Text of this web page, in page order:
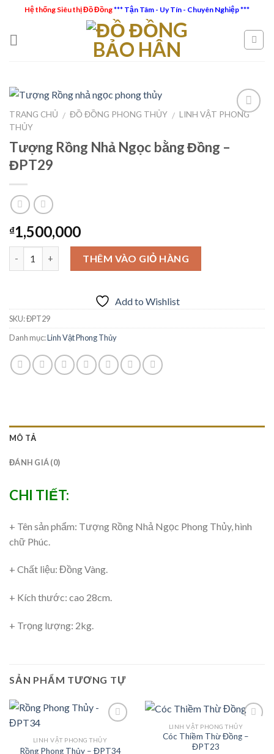
content
Hệ thống Siêu thị Đồ Đồng*** Tận Tâm - Uy Tín - Chuyên Nghiệp ***
TRANG CHỦ / ĐỒ ĐỒNG PHONG THỦY / LINH VẬT PHONG
THỦY
Tượng Rồng Nhả Ngọc bằng Đồng –
ĐPT29
₫1,500,000
THÊM VÀO GIỎ HÀNG
Add to Wishlist
SKU:ĐPT29
Danh mục:Linh Vật Phong Thủy
MÔ TẢ
ĐÁNH GIÁ (0)
CHI TIẾT:
+ Tên sản phẩm: Tượng Rồng Nhả Ngọc Phong Thủy, hình
chữ Phúc.
+ Chất liệu: Đồng Vàng.
+ Kích thước: cao 28cm.
+ Trọng lượng: 2kg.
SẢN PHẨM TƯƠNG TỰ
Add to
LINH VẬT PHONG THỦY
Rồng Phong Thủy – ĐPT34
LINH VẬT PHONG THỦY
Cóc Thiềm Thừ Đồng –
ĐPT23